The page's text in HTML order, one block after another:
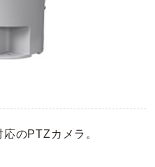
のPTZカメラ。